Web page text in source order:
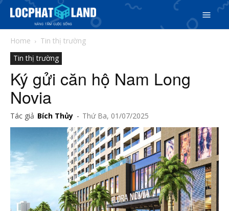
Search
Search
5/5(4 Reviews)
Phiên bản cập nhật V3
& tìm kiếm nhanh chóng hơn
Home
Tin thị trường
Tin thị trường
Ký gửi căn hộ Nam Long
Novia
Tác giả Bích Thủy - Thứ Ba, 01/07/2025